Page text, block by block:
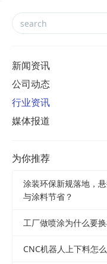
新闻资讯
公司动态
行业资讯
媒体报道
为你推荐
涂装环保新规落地，
与涂料节省？
工厂做喷涂为什么要
CNC机器人上下料怎